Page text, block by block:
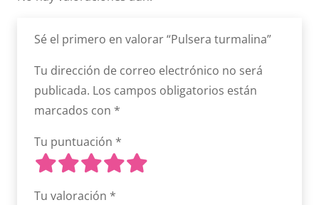
Sé el primero en valorar “Pulsera turmalina”
Tu dirección de correo electrónico no será
publicada. Los campos obligatorios están
marcados con *
Tu puntuación *
Tu valoración *